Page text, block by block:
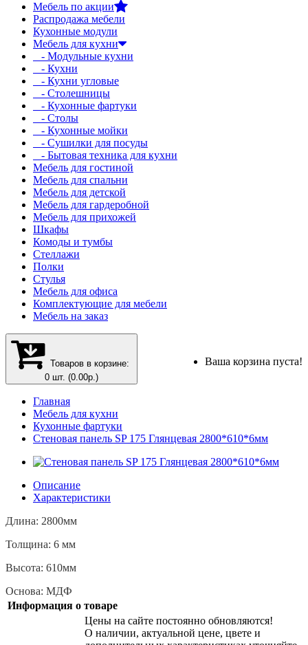
Мебель по акции
Распродажа мебели
Кухонные модули
Мебель для кухни
- Модульные кухни
- Кухни
- Кухни угловые
- Столешницы
- Кухонные фартуки
- Столы
- Кухонные мойки
- Сушилки для посуды
- Бытовая техника для кухни
Мебель для гостиной
Мебель для спальни
Мебель для детской
Мебель для гардеробной
Мебель для прихожей
Шкафы
Комоды и тумбы
Стеллажи
Полки
Стулья
Мебель для офиса
Комплектующие для мебели
Мебель на заказ
Товаров в корзине:
0 шт. (0.00р.)
Ваша корзина пуста!
Главная
Мебель для кухни
Кухонные фартуки
Стеновая панель SP 175 Глянцевая 2800*610*6мм
Описание
Характеристики
Длина: 2800мм
Толщина: 6 мм
Высота: 610мм
Основа: МДФ
Информация о товаре
Цены на сайте постоянно обновляются!
О наличии, актуальной цене, цвете и